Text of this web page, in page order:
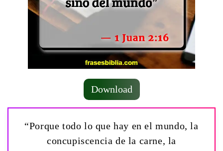
Download
“Porque todo lo que hay en el mundo, la
concupiscencia de la carne, la